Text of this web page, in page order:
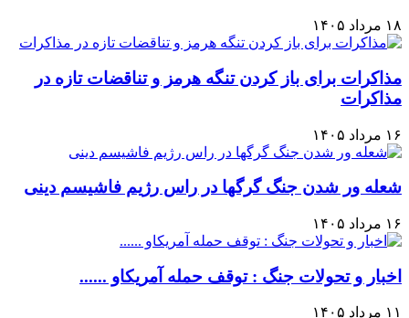
۱۸ مرداد ۱۴۰۵
مذاکرات برای باز کردن تنگه هرمز و تناقضات تازه در
مذاکرات
۱۶ مرداد ۱۴۰۵
شعله ور شدن جنگ گرگها در راس رژیم فاشیسم دینی
۱۶ مرداد ۱۴۰۵
اخبار و تحولات جنگ : توقف حمله آمریکاو ......
۱۱ مرداد ۱۴۰۵